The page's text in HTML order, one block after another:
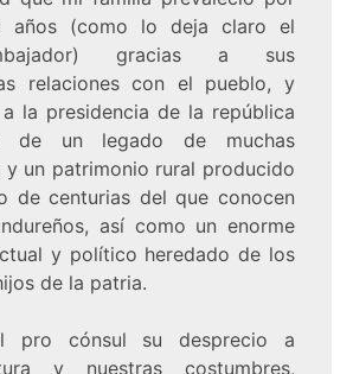
años (como lo deja claro el
gracias a sus
relaciones con el pueblo, y
la presidencia de la república
de un legado de muchas
y un patrimonio rural producido
de centurias del que conocen
así como un enorme
y político heredado de los
de la patria.
pro cónsul su desprecio a
y nuestras costumbres,